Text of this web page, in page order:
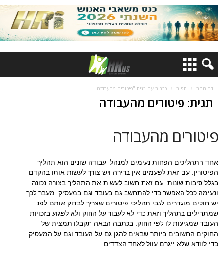
דף הבית תגיות כתבות עם תגית "פיטורים מהעבודה"
תגית: פיטורים מהעבודה
פיטורים מהעבודה
אחד התהליכים הפחות נעימים למנהלי עבודה שונים הוא תהליך
הפיטורין. עם זאת לפעמים אין ברירה ויש צורך לעשות אותו בהקדם
בגלל סיבות שונות. עם זאת חשוב לעשות את התהליך בצורה נכונה
ונעימה ככל האפשר כדי להתחשב גם בעובד וגם במעסיק. מעבר לכך
יש חוקים מוגדרים לגבי תהליכי פיטורים שצריך לבדוק אותם לפני
שמתחילים בתהליך וזאת כדי לא לעבור על החוק ולא לפגוע בזכויות
העובד שמגיעות לו לפי החוק. בכתבה הבאה תקבלו תמצית של
החוקים החשובים ביותר שבאים להגן גם על העובד וגם על המעסיק
כדי לוודא שלא ייגרם עוול לאחד הצדדים.